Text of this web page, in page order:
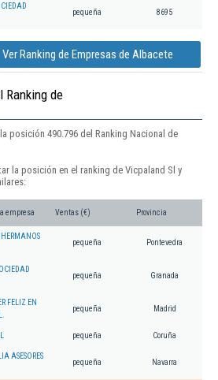
pequeña 8695
Ver Ranking de Empresas de Albacete
Ranking de
posición 490.796 del Ranking Nacional de
la posición en el ranking de Vicpaland Sl y
empresa Ventas (€) Provincia
pequeña Pontevedra
pequeña Granada
FELIZ EN
pequeña Madrid
pequeña Coruña
ASESORES
pequeña Navarra